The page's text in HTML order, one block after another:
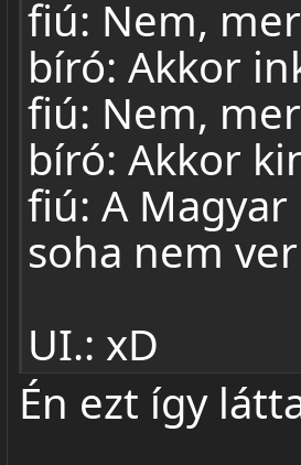
fiú: Nem,
bíró: Akkor
fiú: Nem,
bíró: Akkor
fiú: A
soha nem
UI.: xD
Én ezt így